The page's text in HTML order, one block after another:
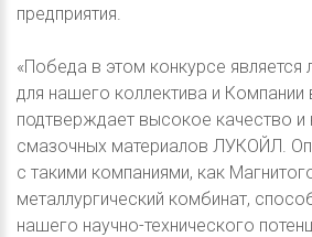
предприятия.
«Победа в этом конкурсе является
для нашего коллектива и
подтверждает высокое качество и
смазочных материалов ЛУКОЙЛ.
с такими компаниями, как
металлургический комбинат,
нашего научно-технического